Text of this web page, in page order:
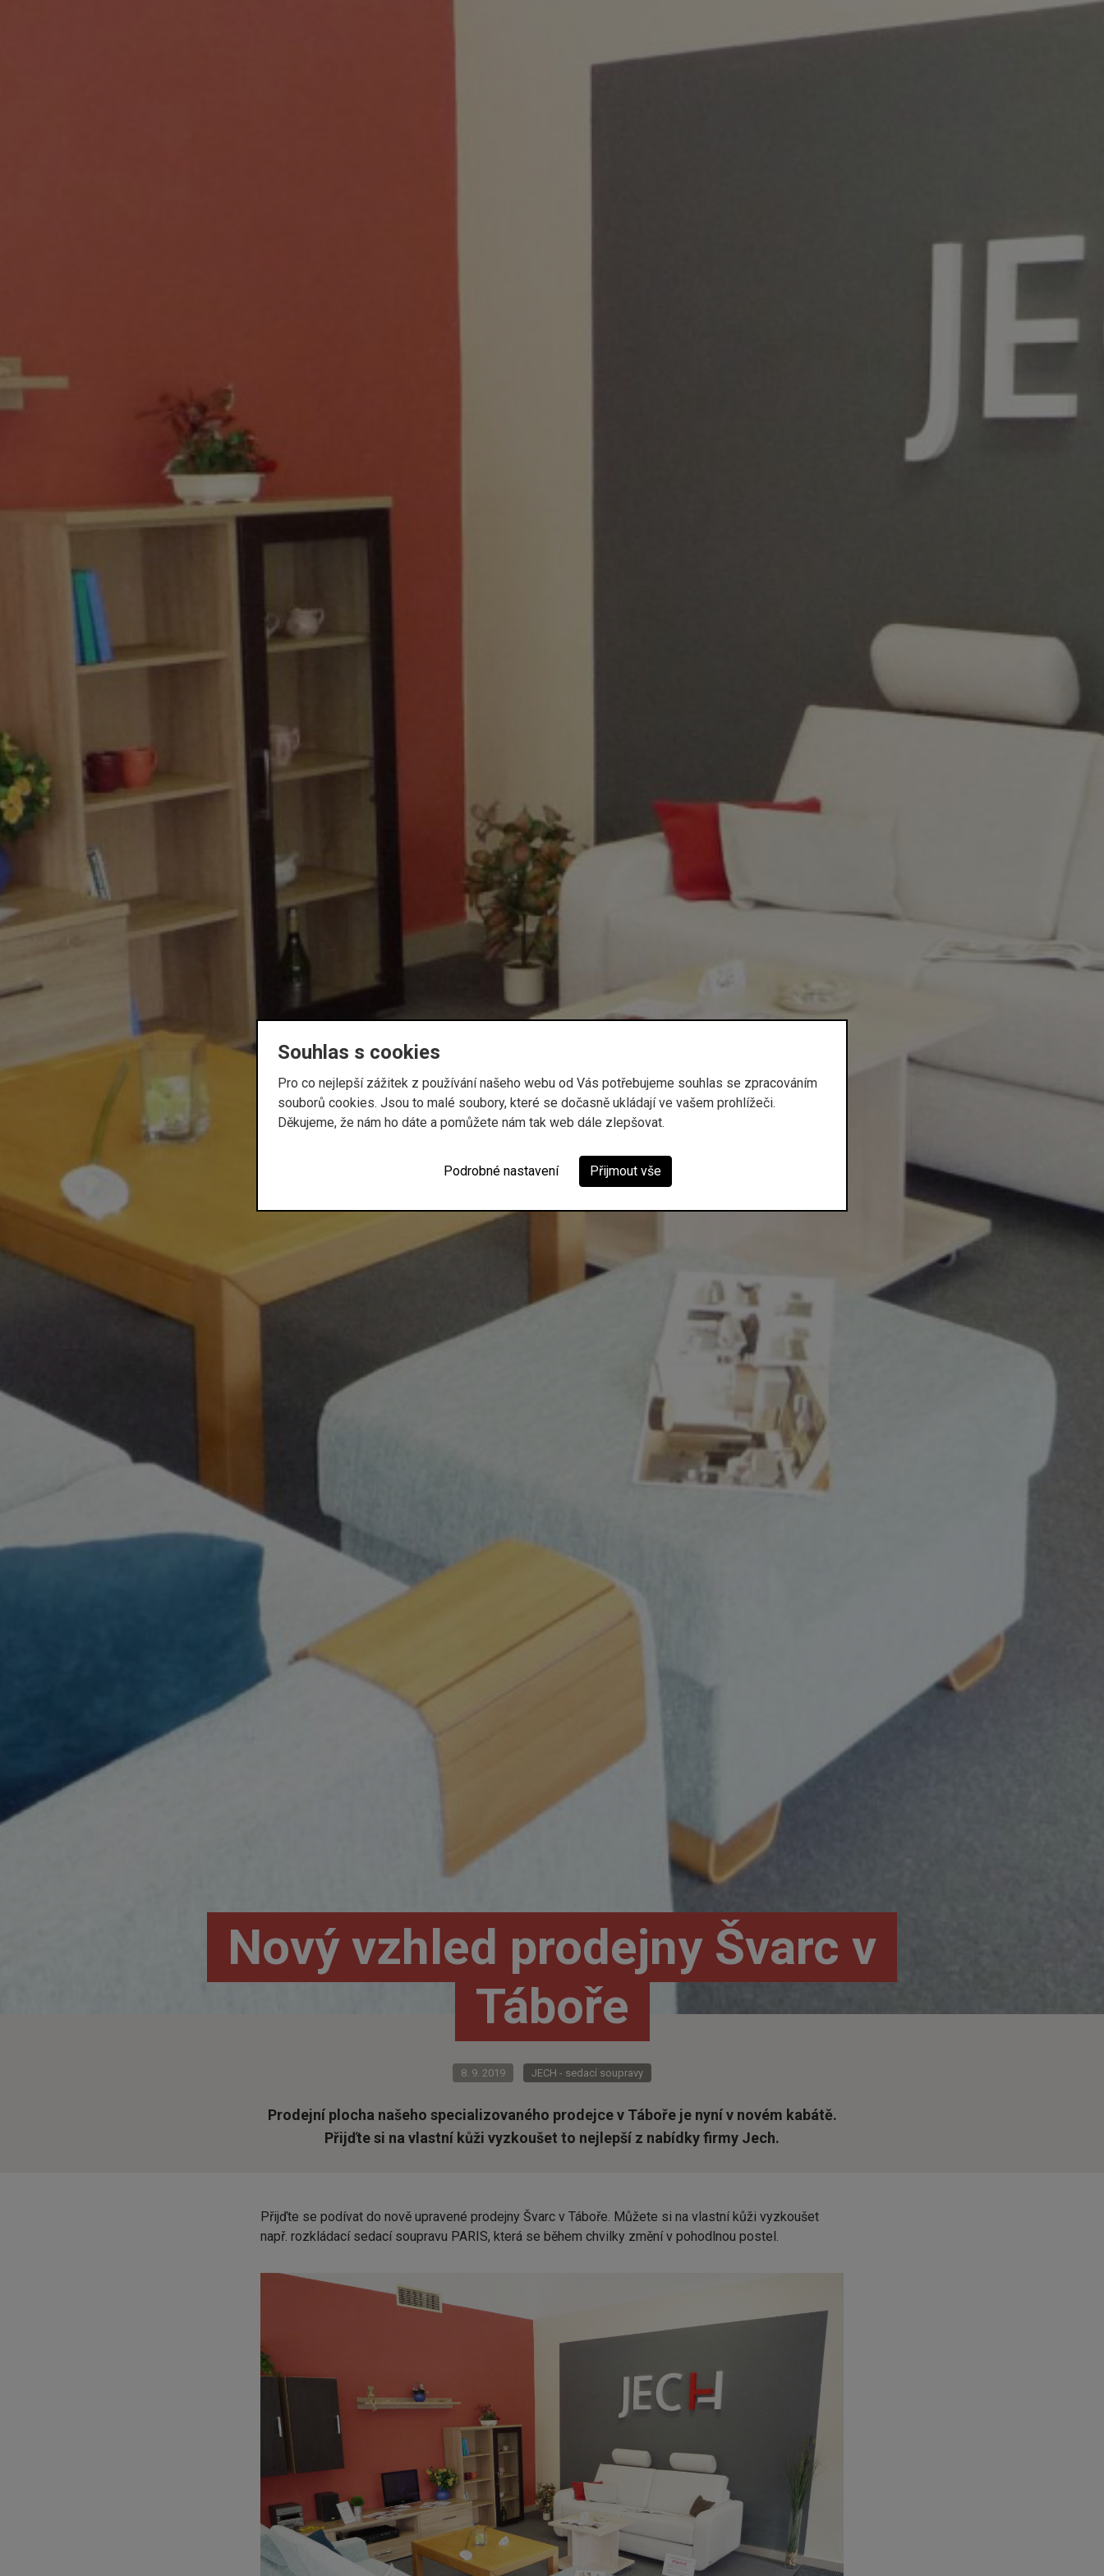
Nový vzhled prodejny Švarc v
Táboře
8. 9. 2019 JECH - sedací soupravy
Prodejní plocha našeho specializovaného prodejce v Táboře je nyní v novém kabátě.
Přijďte si na vlastní kůži vyzkoušet to nejlepší z nabídky firmy Jech.
Přijďte se podívat do nově upravené prodejny Švarc v Táboře. Můžete si na vlastní kůži vyzkoušet
např. rozkládací sedací soupravu PARIS, která se během chvilky změní v pohodlnou postel.
Souhlas s cookies
Pro co nejlepší zážitek z používání našeho webu od Vás potřebujeme souhlas se zpracováním
souborů cookies. Jsou to malé soubory, které se dočasně ukládají ve vašem prohlížeči.
Děkujeme, že nám ho dáte a pomůžete nám tak web dále zlepšovat.
Podrobné nastavení Přijmout vše